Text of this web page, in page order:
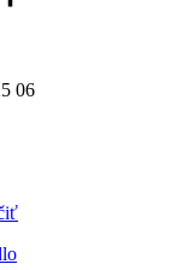
06